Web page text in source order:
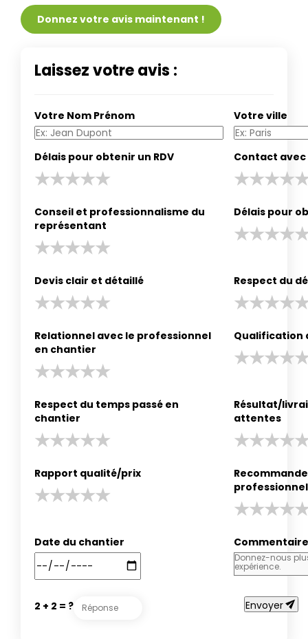
Donnez votre avis maintenant !
Laissez votre avis :
Votre Nom Prénom Votre ville
Délais pour obtenir un RDV Contact
Conseil et professionnalisme du
représentant
Délais pour
Devis clair et détaillé Respect du
Relationnel avec le professionnel
en chantier
Qualification
Respect du temps passé en
chantier
Résultat/
attentes
Rapport qualité/prix
professionnel
Date du chantier Commentaire
2 + 2 = ? Envoyersend